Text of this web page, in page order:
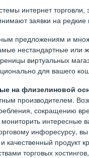
интернет торговли,
заявки на
предложениям и
нестандартные или
виртуальных
для вашего
на флизелиновой
производителем.
сокращению
интересные
инфоресурсу,
качественный
торговых